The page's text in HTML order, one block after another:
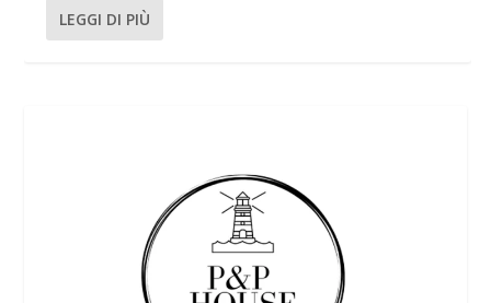
LEGGI DI PIÙ